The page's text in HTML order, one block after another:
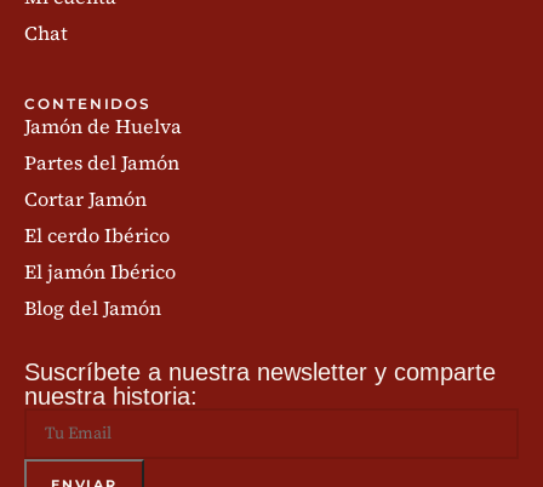
Chat
CONTENIDOS
Jamón de Huelva
Partes del Jamón
Cortar Jamón
El cerdo Ibérico
El jamón Ibérico
Blog del Jamón
Suscríbete a nuestra newsletter y comparte
nuestra historia: